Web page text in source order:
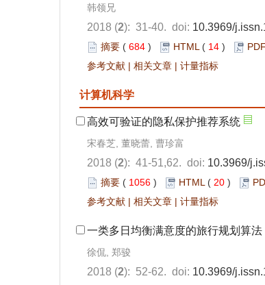
韩领兄
2018 (2): 31-40. doi: 10.3969/
摘要 ( 684 ) HTML ( 14 ) PDF
参考文献 | 相关文章 | 计量指标
计算机科学
高效可验证的隐私保护推荐系统
宋春芝, 董晓蕾, 曹珍富
2018 (2): 41-51,62. doi: 10.3969/
摘要 ( 1056 ) HTML ( 20 )
参考文献 | 相关文章 | 计量指标
一类多日均衡满意度的旅行规划算法
徐侃, 郑骏
2018 (2): 52-62. doi: 10.3969/